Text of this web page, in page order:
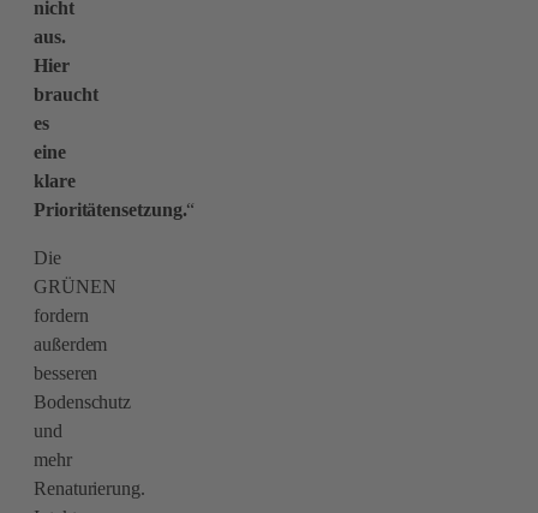
nicht
aus.
Hier
braucht
es
eine
klare
Prioritätensetzung.“
Die
GRÜNEN
fordern
außerdem
besseren
Bodenschutz
und
mehr
Renaturierung.